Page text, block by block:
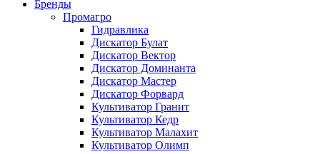
Бренды
Промагро
Гидравлика
Дискатор Булат
Дискатор Вектор
Дискатор Доминанта
Дискатор Мастер
Дискатор Форвард
Культиватор Гранит
Культиватор Кедр
Культиватор Малахит
Культиватор Олимп